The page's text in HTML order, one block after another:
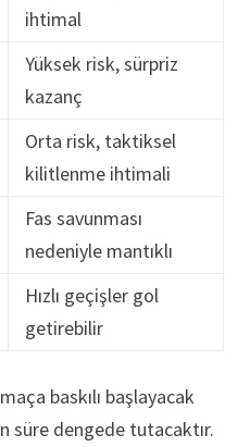
ihtimal
Yüksek risk, sürpriz
kazanç
Orta risk, taktiksel
kilitlenme ihtimali
Fas savunması
nedeniyle mantıklı
Hızlı geçişler gol
getirebilir
baskılı başlayacak
süre dengede tutacaktır.